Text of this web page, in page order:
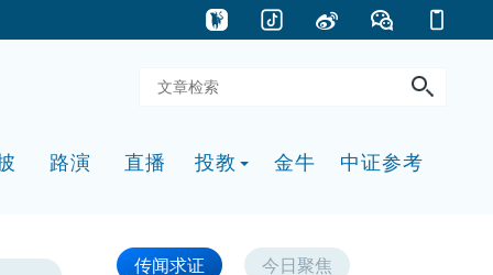
路演 直播 投教 金牛 中证参考
传闻求证 今日聚焦